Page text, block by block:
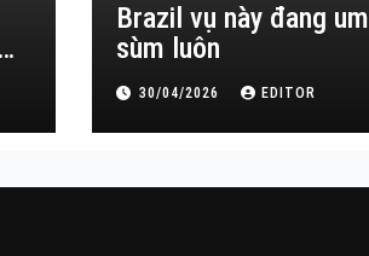
Brazil vụ này đang um
sùm luôn
30/04/2026 EDITOR